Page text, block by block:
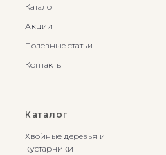
Каталог
Акции
Полезные статьи
Контакты
Каталог
Хвойные деревья и
кустарники